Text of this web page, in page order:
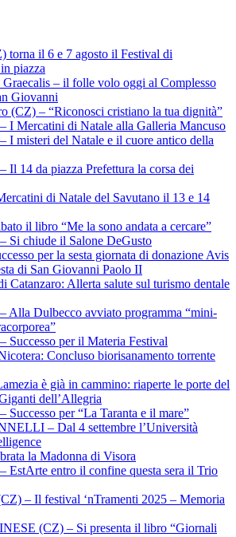
torna il 6 e 7 agosto il Festival di
piazza
– il folle volo oggi al Complesso
Giovanni
(CZ) – “Riconosci cristiano la tua dignità”
I Mercatini di Natale alla Galleria Mancuso
misteri del Natale e il cuore antico della
14 da piazza Prefettura la corsa dei
di Natale del Savutano il 13 e 14
il libro “Me la sono andata a cercare”
Si chiude il Salone DeGusto
per la sesta giornata di donazione Avis
di San Giovanni Paolo II
Catanzaro: Allerta salute sul turismo dentale
Alla Dulbecco avviato programma “mini-
per il Materia Festival
Concluso biorisanamento torrente
è già in cammino: riaperte le porte del
dell’Allegria
per “La Taranta e il mare”
– Dal 4 settembre l’Università
la Madonna di Visora
entro il confine questa sera il Trio
– Il festival ‘nTramenti 2025 – Memoria
(CZ) – Si presenta il libro “Giornali